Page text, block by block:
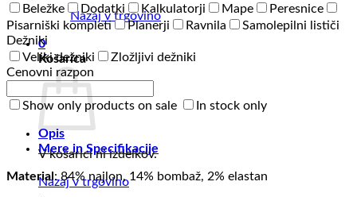
Nazaj v trgovino
0
Košarica
V košarici ni izdelkov.
Nazaj v trgovino
Beležke
Dodatki Kalkulatorji Mape
Peresnice
Pisarniški kompleti
Planerji Ravnila
Samolepilni lističi
Dežniki
Veliki dežniki
Zložljivi dežniki
Cenovni razpon
Show only products on sale In stock only
Opis
Mere in Specifikacije
Material : 84% najlon, 14% bombaž, 2% elastan